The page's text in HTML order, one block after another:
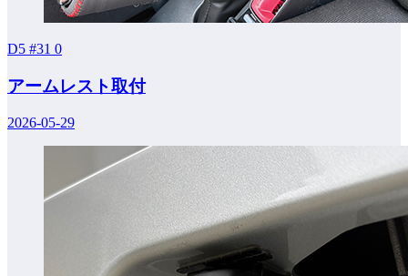
D5 #31 0
アームレスト取付
2026-05-29